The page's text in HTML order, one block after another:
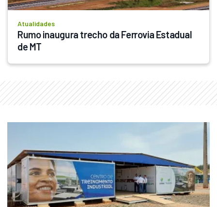
Atualidades
Rumo inaugura trecho da Ferrovia Estadual
de MT